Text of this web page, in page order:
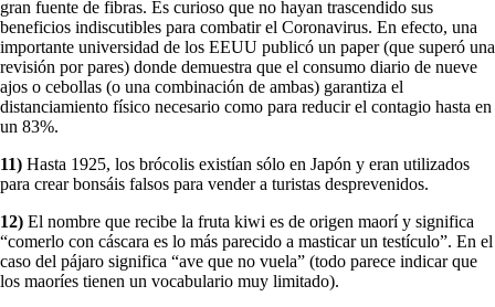
gran fuente de fibras. Es curioso que no hayan trascendido sus
beneficios indiscutibles para combatir el Coronavirus. En efecto, una
importante universidad de los EEUU publicó un paper (que superó una
revisión por pares) donde demuestra que el consumo diario de nueve
ajos o cebollas (o una combinación de ambas) garantiza el
distanciamiento físico necesario como para reducir el contagio hasta en
un 83%.
11) Hasta 1925, los brócolis existían sólo en Japón y eran utilizados
para crear bonsáis falsos para vender a turistas desprevenidos.
12) El nombre que recibe la fruta kiwi es de origen maorí y significa
“comerlo con cáscara es lo más parecido a masticar un testículo”. En el
caso del pájaro significa “ave que no vuela” (todo parece indicar que
los maoríes tienen un vocabulario muy limitado).